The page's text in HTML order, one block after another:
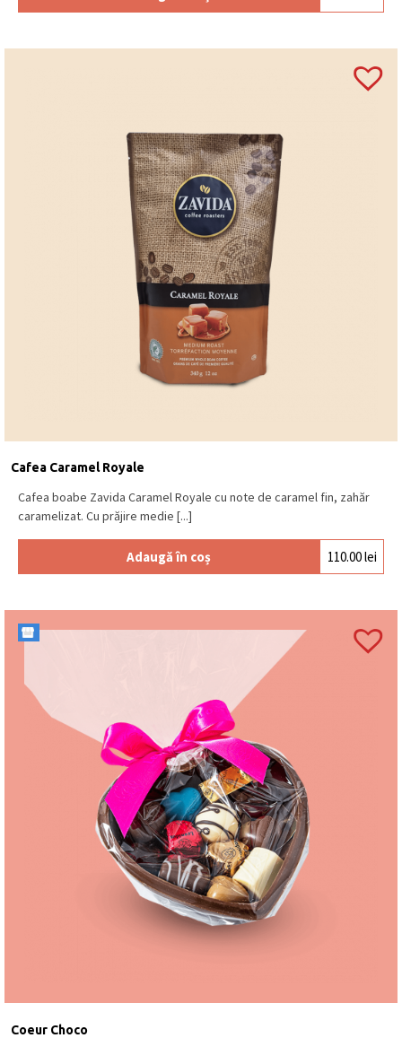
Cutia compactă și elegantă, în nuanțe de albastru,
Informații despre ciocolata Leonidas
Pralinele Leonidas sunt produse în Belgia.
Ciocolata Leonidas folosește 100% unt de cacao.
Produsele Leonidas nu conțin ulei de palmier.
Leonidas este recunoscut pentru praline belgiene
realizate după rețete tradiționale.
Întrebări frecvente (FAQ)
Ce conține Napo Blue Small Leonidas?
Unde sunt produse aceste mini-tablete?
Sunt produse în Belgia, respectând tradiția
Este acest produs potrivit pentru cadou?
Da, este un cadou cu ciocolată elegant, potrivit
Pentru ce ocazii este recomandată această
Este potrivită pentru aniversări, cadouri corporate,
pauze de cafea sau vizite.
Ce îl face diferit față de pralinele clasice?
Conține ciocolată pură, fără umpluturi, fiind ideal
pentru cei care preferă gustul autentic al ciocolatei.
Cafea Caramel Royale
Cafea boabe Zavida Caramel Royale cu note de caramel fin, zahăr
caramelizat. Cu prăjire medie [...]
Adaugă în coș 110.00lei
Coeur Choco